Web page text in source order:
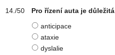
Pro řízení auta je důležitá
anticipace
ataxie
dyslalie